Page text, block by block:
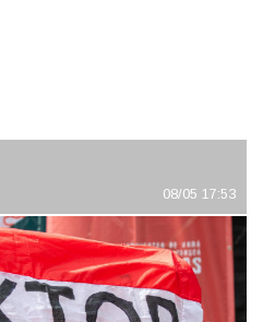
08/05 17:53